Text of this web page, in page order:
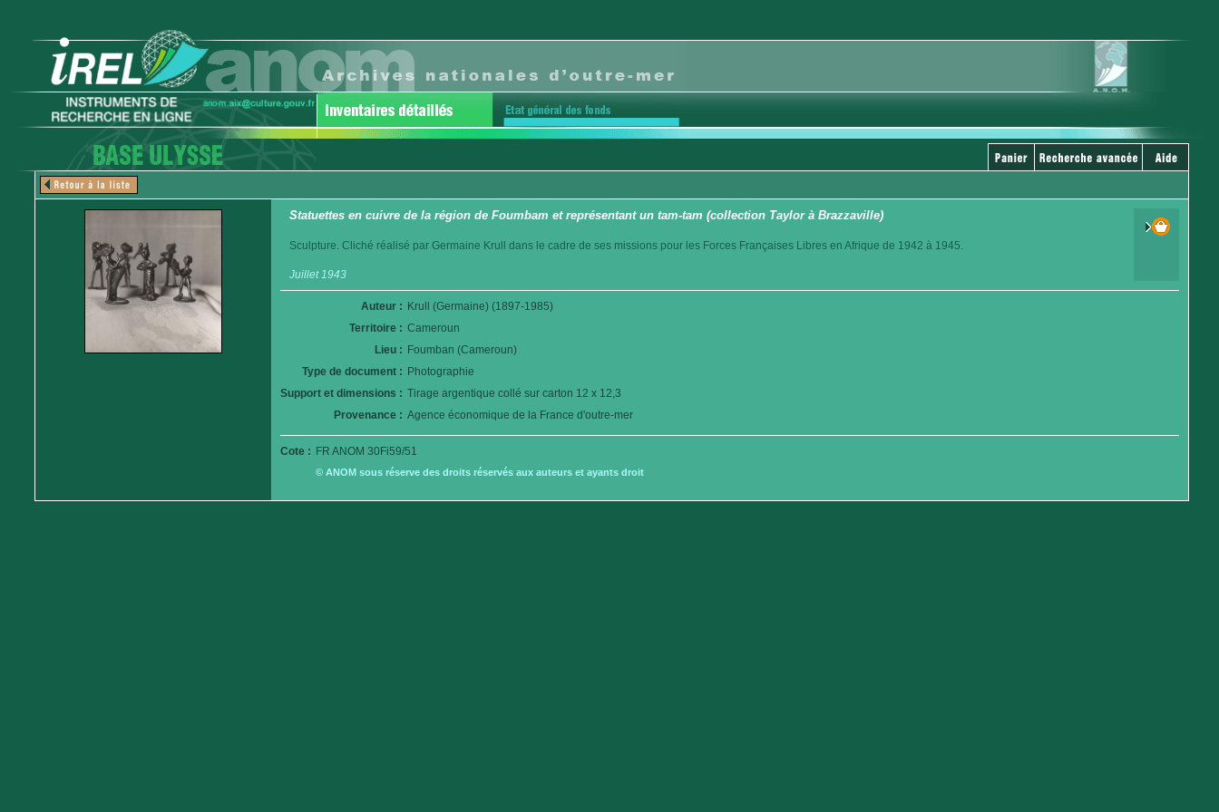
Statuettes en cuivre de la région de Foumbam et représentant un tam-tam (collection Taylor à Brazzaville)
Sculpture. Cliché réalisé par Germaine Krull dans le cadre de ses missions pour les Forces Françaises Libres en Afrique de 1942 à 1945.
Juillet 1943
Auteur : Krull (Germaine) (1897-1985)
Territoire : Cameroun
Lieu : Foumban (Cameroun)
Type de document : Photographie
Support et dimensions : Tirage argentique collé sur carton 12 x 12,3
Provenance : Agence économique de la France d'outre-mer
Cote : FR ANOM 30Fi59/51
© ANOM sous réserve des droits réservés aux auteurs et ayants droit